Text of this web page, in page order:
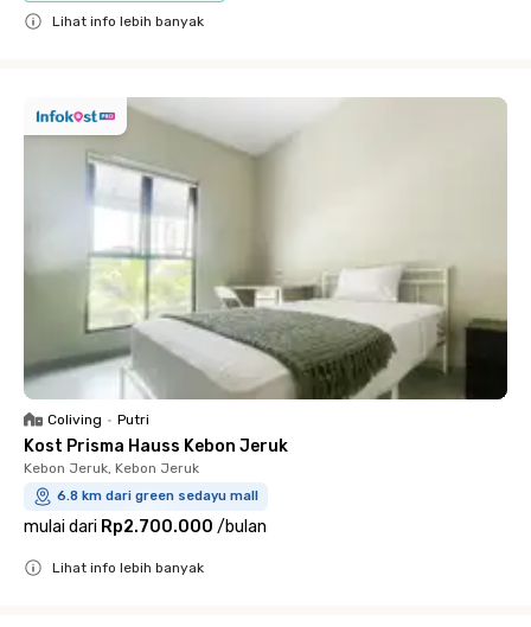
Lihat info lebih banyak
Coliving • Putri
Kost Prisma Hauss Kebon Jeruk
Kebon Jeruk, Kebon Jeruk
6.8 km dari green sedayu mall
mulai dari Rp2.700.000 /bulan
Lihat info lebih banyak